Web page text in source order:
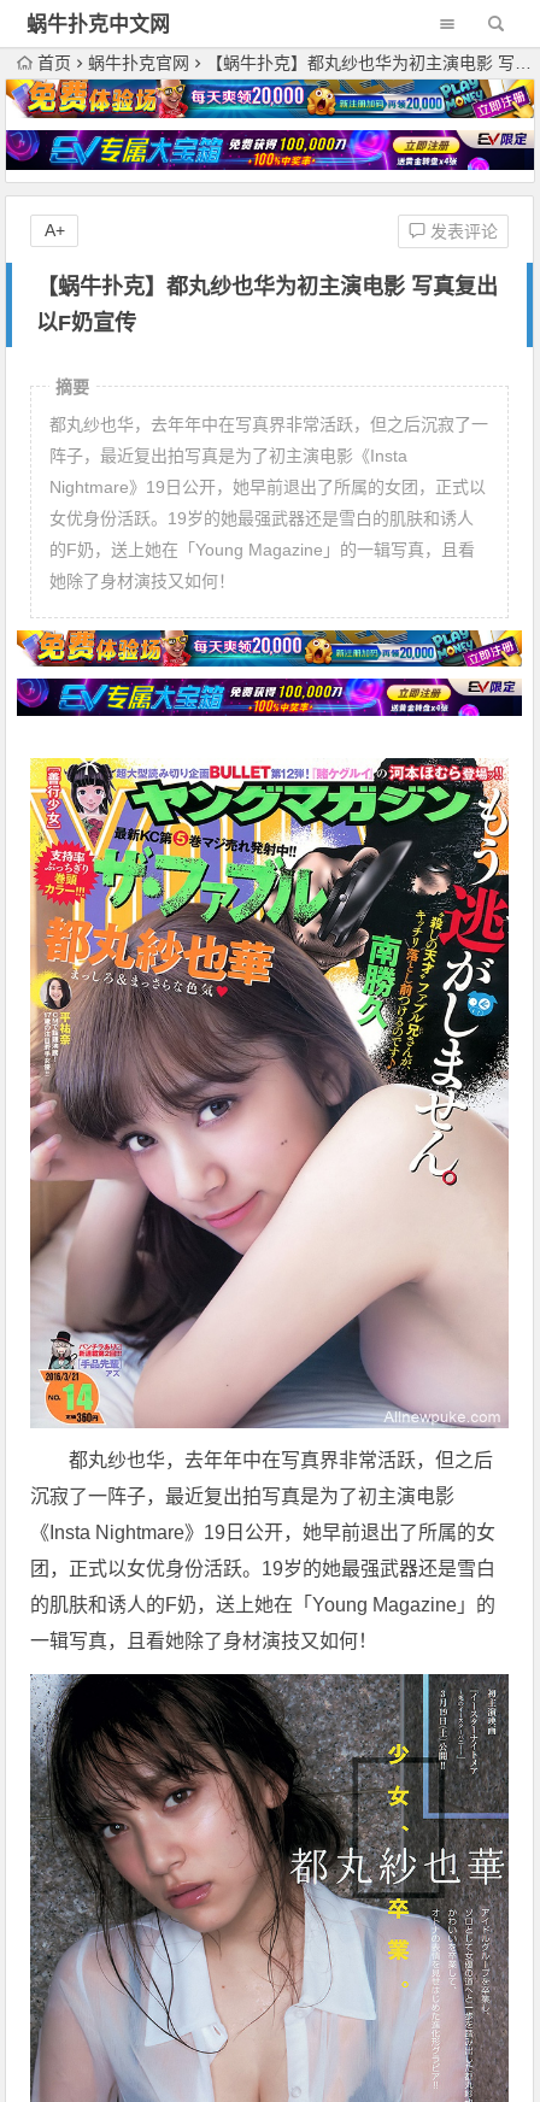
蜗牛扑克中文网
首页 蜗牛扑克官网 【蜗牛扑克】都丸纱也华为初主演电影 写真复出以F奶宣传
【蜗牛扑克】都丸纱也华为初主演电影 写真复出
以F奶宣传
发表评论
A+
摘要
都丸纱也华，去年年中在写真界非常活跃，但之后沉寂了一
阵子，最近复出拍写真是为了初主演电影《Insta
Nightmare》19日公开，她早前退出了所属的女团，正式以
女优身份活跃。19岁的她最强武器还是雪白的肌肤和诱人
的F奶，送上她在「Young Magazine」的一辑写真，且看
她除了身材演技又如何！
都丸纱也华，去年年中在写真界非常活跃，但之后
沉寂了一阵子，最近复出拍写真是为了初主演电影
《Insta Nightmare》19日公开，她早前退出了所属的女
团，正式以女优身份活跃。19岁的她最强武器还是雪白
的肌肤和诱人的F奶，送上她在「Young Magazine」的
一辑写真，且看她除了身材演技又如何！